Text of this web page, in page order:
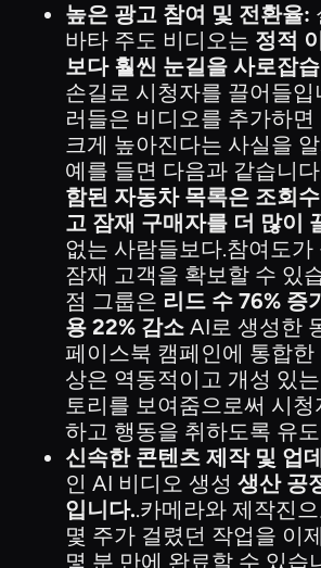
높은 광고 참여 및 전환율:
바타 주도 비디오는 정적
보다 훨씬 눈길을 사로잡
손길로 시청자를 끌어들입
러들은 비디오를 추가하면
크게 높아진다는 사실을
예를 들면 다음과 같습니
함된 자동차 목록은 조회
고 잠재 구매자를 더 많이
없는 사람들보다.참여도가
잠재 고객을 확보할 수 있
점 그룹은 리드 수 76% 증
용 22% 감소 AI로 생성한
페이스북 캠페인에 통합한
상은 역동적이고 개성 있
토리를 보여줌으로써 시청
하고 행동을 취하도록 유
신속한 콘텐츠 제작 및 업
인 AI 비디오 생성 생산 공
입니다..카메라와 제작진
몇 주가 걸렸던 작업을 이
몇 분 만에 완료할 수 있습